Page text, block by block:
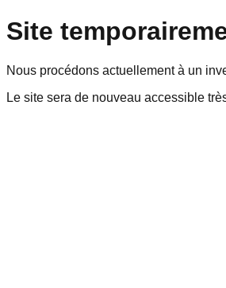
Site
Nous procédons actuellement à un
Le site sera de nouveau accessible